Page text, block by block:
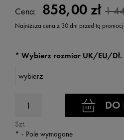
Cena: 858,00 zł 1
Najniższa cena z 30 dni przed tą
* Wybierz rozmiar UK/EU/Dł.
Szt.
DO
* - Pole wymagane